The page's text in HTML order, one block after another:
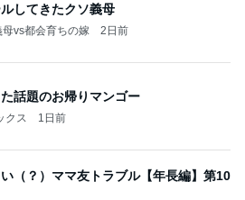
してきたクソ義母
vs都会育ちの嫁 2日前
話題のお帰りマンゴー
クス 1日前
（？）ママ友トラブル【年長編】第10